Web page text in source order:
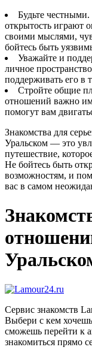
Будьте
открытость играют
своими мыслями,
бойтесь быть
Уважайте и
личное
поддерживать его в
Стройте общие
отношений важно
помогут вам
Знакомства для
Уральском — это
путешествие,
Не бойтесь быть
возможностям, и
вас в самом
Сервис знакомств
Выбери с кем
сможешь перейти к
знакомиться прямо